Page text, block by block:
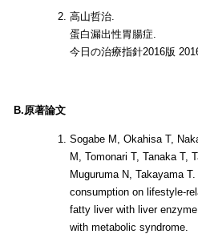
高山哲治.
蛋白漏出性胃腸症.
今日の治療指針2016版
B.原著論文
Sogabe M, Okahisa T,
M, Tomonari T, Tanaka T,
Muguruma N, Takayama
consumption on lifestyle-
fatty liver with liver
with metabolic syndrome.